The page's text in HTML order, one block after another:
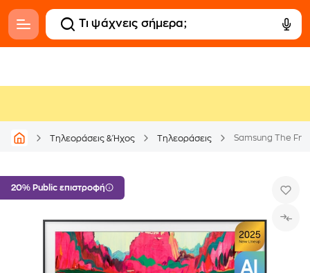
Τηλεοράσεις & Ήχος Τηλεοράσεις
20% Public επιστροφή